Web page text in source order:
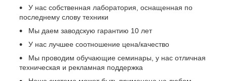
У нас собственная лаборатория, оснащенная по
последнему слову техники
Мы даем заводскую гарантию 10 лет
У нас лучшее соотношение цена/качество
Мы проводим обучающие семинары, у нас отличная
техническая и рекламная поддержка